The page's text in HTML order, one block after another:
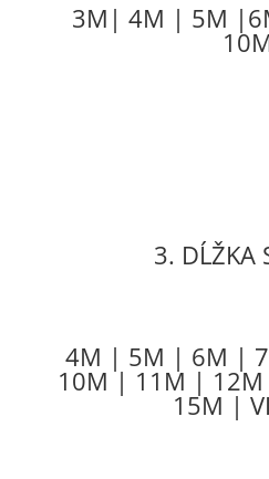
3M| 4M | 5M
3. DĹŽKA
4M | 5M | 6M |
10M | 11M |
15M |